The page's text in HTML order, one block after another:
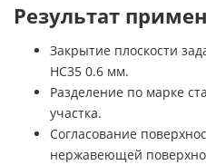
Результат
Закрытие плоскости
НС35 0.6 мм.
Разделение по марке
участка.
Согласование
нержавеющей